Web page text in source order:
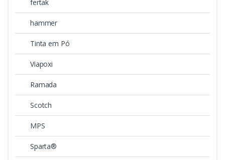
fertak
hammer
Tinta em Pó
Viapoxi
Ramada
Scotch
MPS
Sparta®